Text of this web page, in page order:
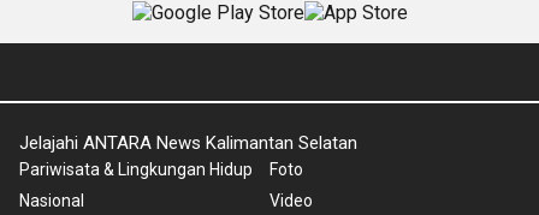
Jelajahi ANTARA News Kalimantan Selatan
Pariwisata & Lingkungan Hidup
Nasional
Foto
Video